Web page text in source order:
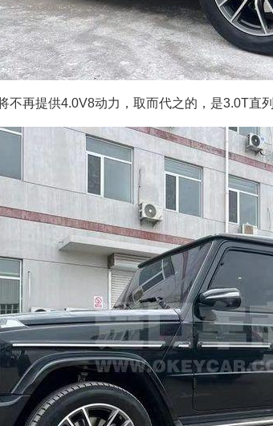
不再提供4.0V8动力，取而代之的，是3.0T直